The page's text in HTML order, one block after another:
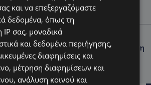
σήμερα η Κύπρος-Πότε θα τεθεί σε
Η εμφάνισή του στην εκδήλωση
Σολωμού προκάλεσε αντιδράσεις –
τους νεκρούς»-(Φώτο)
και να επεξεργαζόμαστε
δεδομένα, όπως τη
IP σας, μοναδικά
και δεδομένα περιήγησης,
διαφημίσεις και
μέτρηση διαφημίσεων και
ανάλυση κοινού και